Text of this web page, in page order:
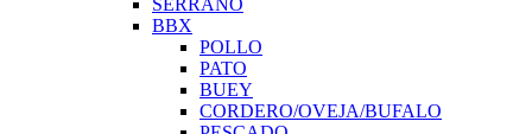
SERRANO
BBX
POLLO
PATO
BUEY
CORDERO/OVEJA/BUFALO